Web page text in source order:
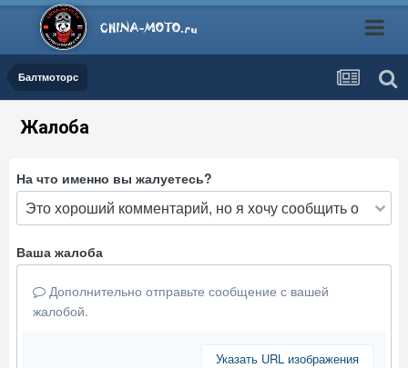
Балтмоторс
Жалоба
На что именно вы жалуетесь?
Ваша жалоба
Дополнительно отправьте сообщение с вашей
жалобой.
Указать URL изображения